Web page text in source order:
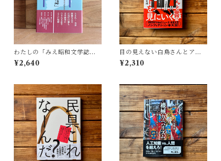
わたしの「みえ昭和文学誌」 |
藤田 明
¥2,640
目の見えない白鳥さんとアー
トを見にいく | 川内 有緒
¥2,310